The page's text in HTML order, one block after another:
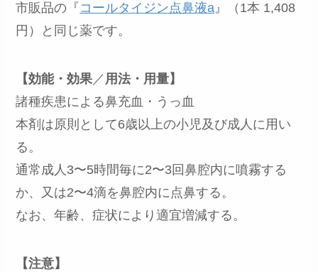
市販品の『 コールタイジン点鼻液a』（1本 1,408
円）と同じ薬です。
【効能・効果 ／ 用法・用量】
諸種疾患による鼻充血・うっ血
本剤は原則として6歳以上の小児及び成人に用い
る。
通常成人3〜5時間毎に2〜3回鼻腔内に噴霧する
か、又は2〜4滴を鼻腔内に点鼻する。
なお、年齢、症状により適宜増減する。
【注意】